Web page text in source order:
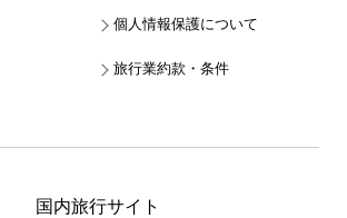
個人情報保護について
旅行業約款・条件
国内旅行サイト